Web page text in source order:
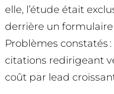
elle, l’étude était
derrière un
Problèmes constatés
citations redirigeant
coût par lead